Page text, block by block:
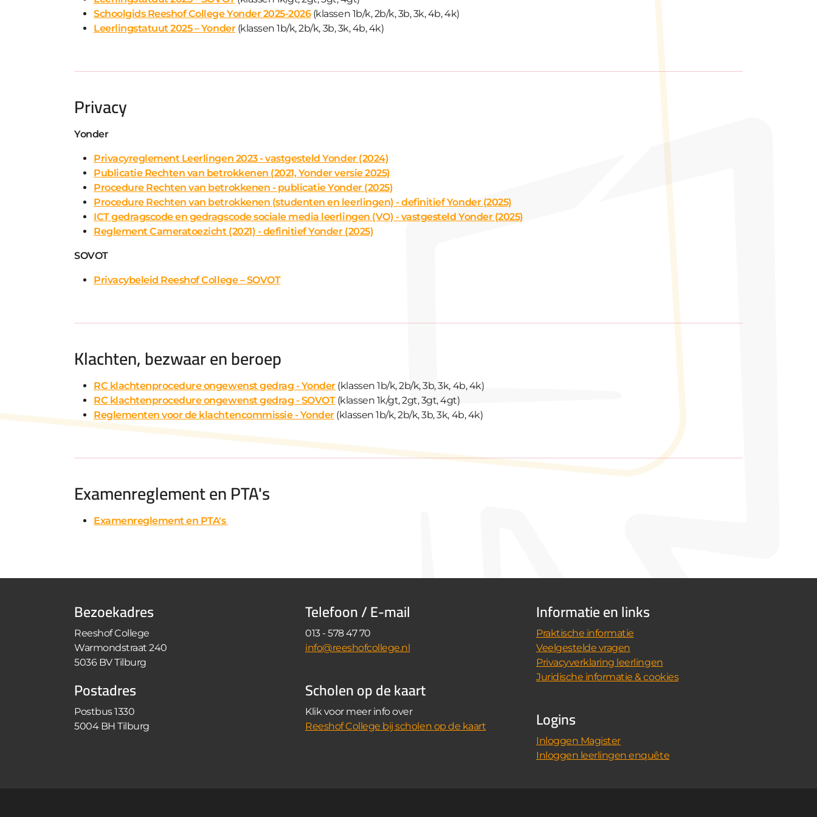
Schoolgids Reeshof College Yonder 2025-2026(klassen 1b/k, 2b/k, 3b, 3k, 4b, 4k)
Leerlingstatuut 2025 – Yonder(klassen 1b/k, 2b/k, 3b, 3k, 4b, 4k)
Privacy
Yonder
Privacyreglement Leerlingen 2023 - vastgesteld Yonder (2024)
Publicatie Rechten van betrokkenen (2021, Yonder versie 2025)
Procedure Rechten van betrokkenen - publicatie Yonder (2025)
Procedure Rechten van betrokkenen (studenten en leerlingen) - definitief Yonder (2025)
ICT gedragscode en gedragscode sociale media leerlingen (VO) - vastgesteld Yonder (2025)
Reglement Cameratoezicht (2021) - definitief Yonder (2025)
SOVOT
Privacybeleid Reeshof College – SOVOT
Klachten, bezwaar en beroep
RC klachtenprocedure ongewenst gedrag - Yonder(klassen 1b/k, 2b/k, 3b, 3k, 4b, 4k)
RC klachtenprocedure ongewenst gedrag - SOVOT(klassen 1k/gt, 2gt, 3gt, 4gt)
Reglementen voor de klachtencommissie - Yonder(klassen 1b/k, 2b/k, 3b, 3k, 4b, 4k)
Examenreglement en PTA's
Examenreglement en PTA's
Bezoekadres
Reeshof College
Warmondstraat 240
5036 BV Tilburg
Postadres
Postbus 1330
5004 BH Tilburg
Telefoon / E-mail
013 - 578 47 70
info@reeshofcollege.nl
Scholen op de kaart
Klik voor meer info over
Reeshof College bij scholen op de kaart
Informatie en links
Praktische informatie
Veelgestelde vragen
Privacyverklaring leerlingen
Juridische informatie & cookies
Logins
Inloggen Magister
Inloggen leerlingen enquête